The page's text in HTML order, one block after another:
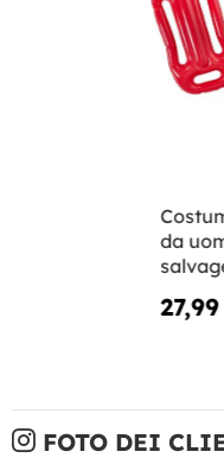
da
FOTO DEI